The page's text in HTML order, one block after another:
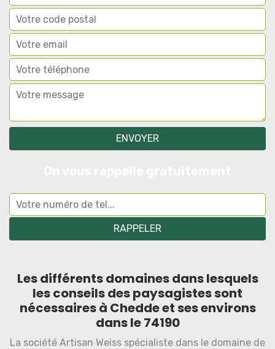
Les différents domaines dans lesquels
les conseils des paysagistes sont
nécessaires à Chedde et ses environs
dans le 74190
La société Artisan Weiss spécialiste dans le domaine de